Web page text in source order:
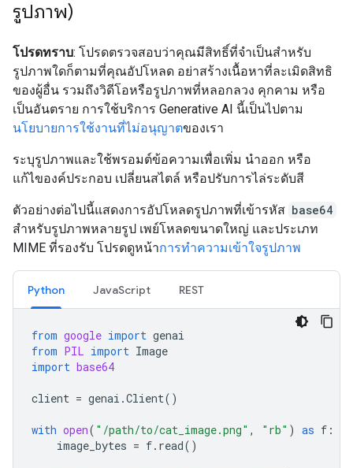
รูปภาพ)
โปรดทราบ: โปรดตรวจสอบว่าคุณมีสิทธิ์ที่จำเป็นสำหรับ
รูปภาพใดก็ตามที่คุณอัปโหลด อย่าสร้างเนื้อหาที่ละเมิดสิทธิ
ของผู้อื่น รวมถึงวิดีโอหรือรูปภาพที่หลอกลวง คุกคาม หรือ
เป็นอันตราย การใช้บริการ Generative AI นี้เป็นไปตาม
นโยบายการใช้งานที่ไม่อนุญาตของเรา
ระบุรูปภาพและใช้พรอมต์ข้อความเพื่อเพิ่ม นำออก หรือ
แก้ไของค์ประกอบ เปลี่ยนสไตล์ หรือปรับการไล่ระดับสี
ตัวอย่างต่อไปนี้แสดงการอัปโหลดรูปภาพที่เข้ารหัส base64
สำหรับรูปภาพหลายรูป เพย์โหลดขนาดใหญ่ และประเภท
MIME ที่รองรับ โปรดดูหน้าการทำความเข้าใจรูปภาพ
Python JavaScript REST
from google import genai
from PIL import Image
import base64
client = genai .Client()
with open( "/path/to/cat_image.png" , "rb" ) as f :
image_bytes = f. read()